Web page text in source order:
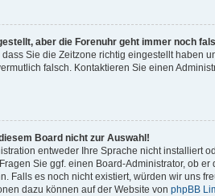
aber die Forenuhr geht immer noch
Sie die Zeitzone richtig eingestellt haben
falsch. Kontaktieren Sie einen
Board nicht zur Auswahl!
entweder Ihre Sprache nicht installiert
Sie ggf. einen Board-Administrator, ob er
Falls es noch nicht existiert, würden wir uns
dazu können auf der Website von phpBB